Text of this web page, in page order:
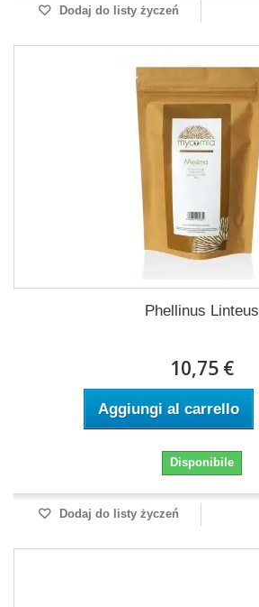
Dodaj do listy życzeń
Phellinus Linteus
10,75 €
Aggiungi al carrello
Disponibile
Dodaj do listy życzeń